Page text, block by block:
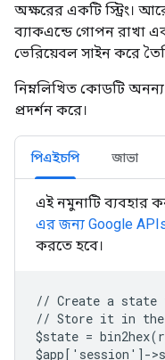
অক্ষরের একটি স্ট্রিং।
ব্যাকএন্ডে গোপন রাখা
ভেরিয়েবল সাইন করে
নিম্নলিখিত কোডটি
প্রদর্শন করে।
পিএইচপি জাভা
এই নমুনাটি
এর জন্য Google APIs
করতে হবে।
// Create a state
// Store it in the
$state =
$app['session']-